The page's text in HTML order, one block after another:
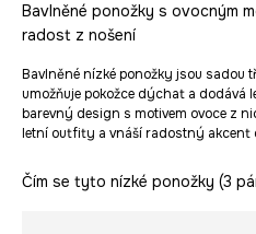
Bavlněné ponožky s ovocným
radost z nošení
Bavlněné nízké ponožky jsou sadou
umožňuje pokožce dýchat a dodává
barevný design s motivem ovoce z
letní outfity a vnáší radostný
Čím se tyto nízké ponožky (3